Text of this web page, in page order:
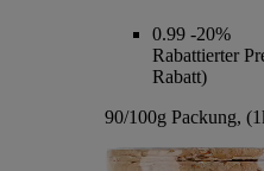
0.99 -20%
Rabattierter
Rabatt)
90/100g Packung,